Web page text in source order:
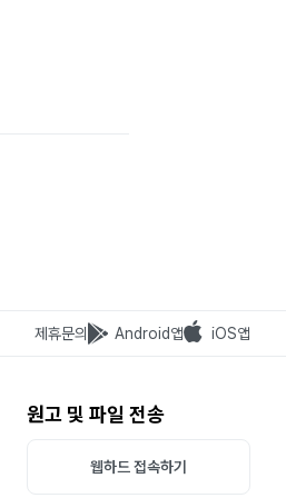
제휴문의 Android앱 iOS앱
원고 및 파일 전송
웹하드 접속하기